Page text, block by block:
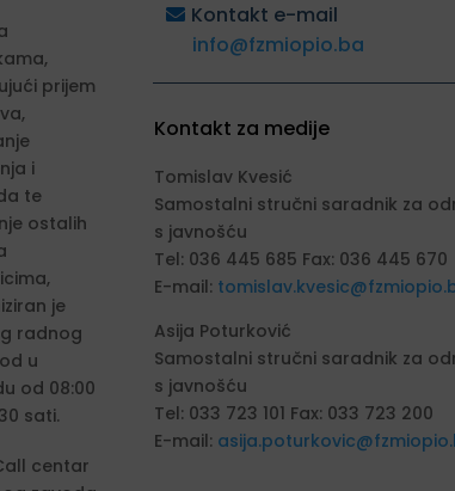
prijem
i
te
ostalih
je
radnog
u
od 08:00
sati.
centar
Kontakt e-mail
info@fzmiopio.ba
Kontakt za medije
Tomislav Kvesić
Samostalni stručni saradnik za
s javnošću
Tel: 036 445 685 Fax: 036 445 670
E-mail:
Asija Poturković
Samostalni stručni saradnik za
s javnošću
Tel: 033 723 101 Fax: 033 723 200
E-mail: